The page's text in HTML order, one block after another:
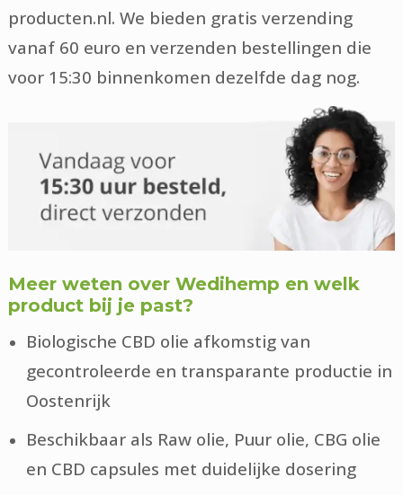
producten.nl. We bieden gratis verzending
vanaf 60 euro en verzenden bestellingen die
voor 15:30 binnenkomen dezelfde dag nog.
Meer weten over Wedihemp en welk
product bij je past?
Biologische CBD olie afkomstig van
gecontroleerde en transparante productie in
Oostenrijk
Beschikbaar als Raw olie, Puur olie, CBG olie
en CBD capsules met duidelijke dosering